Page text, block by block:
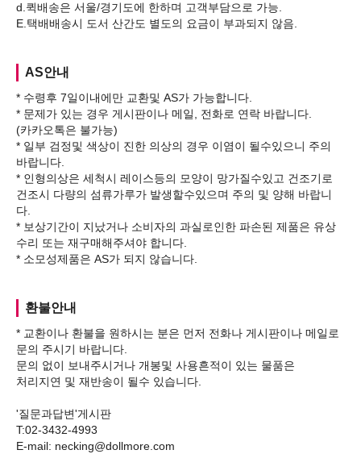
d.퀵배송은 서울/경기도에 한하며 고객부담으로 가능.
AS안내
* 수령후 7일이내에만 교환및 AS가 가능합니다.
* 문제가 있는 경우 게시판이나 메일, 전화로 연락 바랍니다.
(카카오톡은 불가능)
* 일부 검정및 색상이 진한 의상의 경우 이염이 될수있으니 주의
바랍니다.
* 인형의상은 세척시 레이스등의 모양이 망가질수있고 건조기로
건조시 다량의 섬류가루가 발생할수있으며 주의 및 양해 바랍니
다.
* 보상기간이 지났거나 소비자의 과실로인한 파손된 제품은 유상
수리 또는 재구매해주셔야 합니다.
환불안내
* 교환이나 환불을 원하시는 분은 먼저 전화나 게시판이나 메일로
문의 주시기 바랍니다.
문의 없이 보내주시거나 개봉및 사용흔적이 있는 물품은
처리지연 및 재반송이 될수 있습니다.
'질문과답변'게시판
T:02-3432-4993
E-mail: necking@dollmore.com